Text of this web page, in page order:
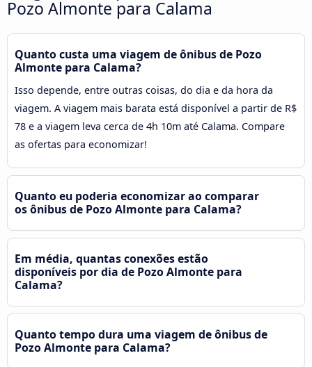
Pozo Almonte para Calama
Quanto custa uma viagem de ônibus de Pozo
Almonte para Calama?
Isso depende, entre outras coisas, do dia e da hora da
viagem. A viagem mais barata está disponível a partir de R$
78 e a viagem leva cerca de 4h 10m até Calama. Compare
as ofertas para economizar!
Quanto eu poderia economizar ao comparar
os ônibus de Pozo Almonte para Calama?
Em média, quantas conexões estão
disponíveis por dia de Pozo Almonte para
Calama?
Quanto tempo dura uma viagem de ônibus de
Pozo Almonte para Calama?